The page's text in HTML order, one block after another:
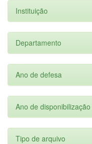
Instituição
Departamento
Ano de defesa
Ano de disponibilização
Tipo de arquivo